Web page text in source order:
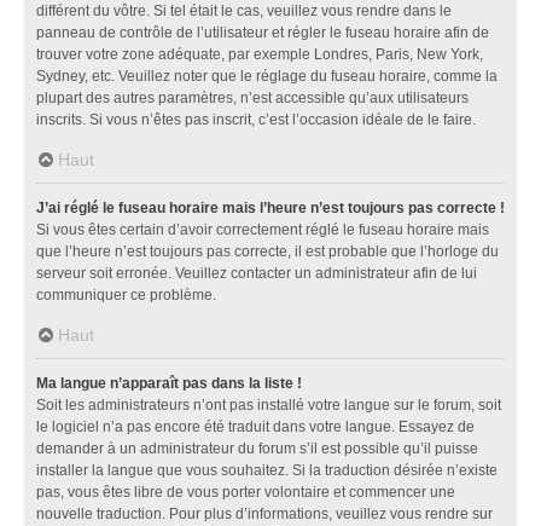
différent du vôtre. Si tel était le cas, veuillez vous rendre dans le
panneau de contrôle de l’utilisateur et régler le fuseau horaire afin de
trouver votre zone adéquate, par exemple Londres, Paris, New York,
Sydney, etc. Veuillez noter que le réglage du fuseau horaire, comme la
plupart des autres paramètres, n’est accessible qu’aux utilisateurs
inscrits. Si vous n’êtes pas inscrit, c’est l’occasion idéale de le faire.
Haut
J’ai réglé le fuseau horaire mais l’heure n’est toujours pas correcte !
Si vous êtes certain d’avoir correctement réglé le fuseau horaire mais
que l’heure n’est toujours pas correcte, il est probable que l’horloge du
serveur soit erronée. Veuillez contacter un administrateur afin de lui
communiquer ce problème.
Haut
Ma langue n’apparaît pas dans la liste !
Soit les administrateurs n’ont pas installé votre langue sur le forum, soit
le logiciel n’a pas encore été traduit dans votre langue. Essayez de
demander à un administrateur du forum s’il est possible qu’il puisse
installer la langue que vous souhaitez. Si la traduction désirée n’existe
pas, vous êtes libre de vous porter volontaire et commencer une
nouvelle traduction. Pour plus d’informations, veuillez vous rendre sur